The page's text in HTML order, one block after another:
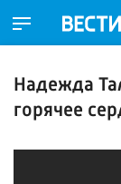
Надежда
горячее